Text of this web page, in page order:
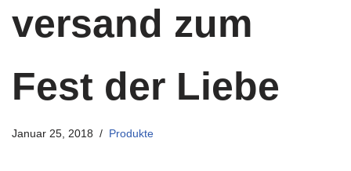
versand zum
Fest der Liebe
Januar 25, 2018 Produkte